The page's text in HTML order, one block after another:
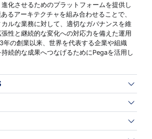
化させるためのプラットフォームを提供し
るアーキテクチャを組み合わせることで、
カルな業務に対して、適切なガバナンスを維
性と継続的な変化への対応力を備えた運用
年の創業以来、世界を代表する企業や組織
続的な成果へつなげるためにPegaを活用し